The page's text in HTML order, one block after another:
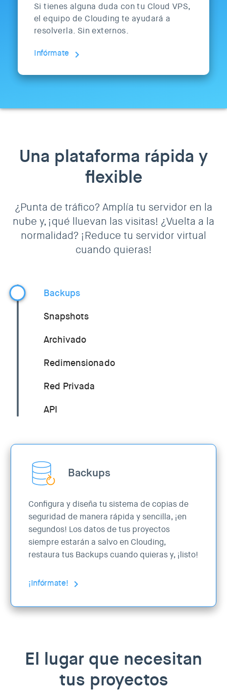
Si tienes alguna duda con tu Cloud VPS,
el equipo de Clouding te ayudará a
resolverla. Sin externos.
Infórmate
Una plataforma rápida y
flexible
¿Punta de tráfico? Amplía tu servidor en la
nube y, ¡qué lluevan las visitas! ¿Vuelta a la
normalidad? ¡Reduce tu servidor virtual
cuando quieras!
Backups
Snapshots
Archivado
Redimensionado
Red Privada
API
Backups
Configura y diseña tu sistema de copias de
seguridad de manera rápida y sencilla, ¡en
segundos! Los datos de tus proyectos
siempre estarán a salvo en Clouding,
restaura tus Backups cuando quieras y, ¡listo!
¡Infórmate!
El lugar que necesitan
tus proyectos